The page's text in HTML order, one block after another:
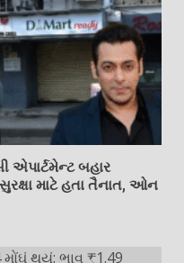
એપાર્ટમેન્ટ બહાર
માટે હતા તૈનાત, ઓન